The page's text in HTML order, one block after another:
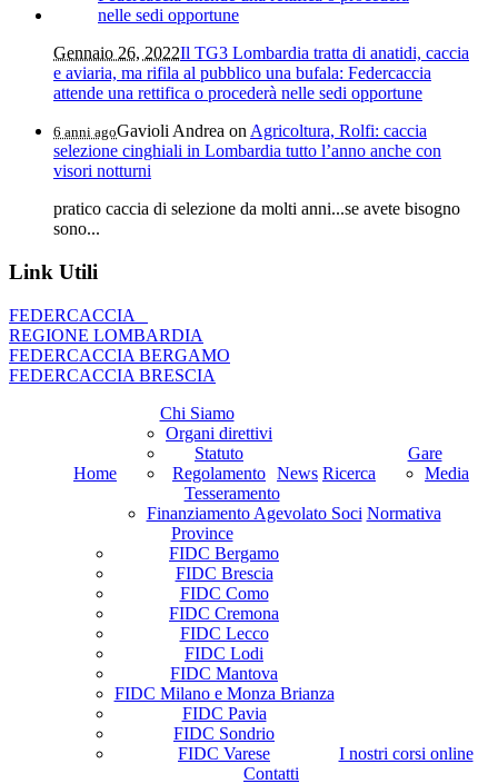
Gennaio 26, 2022Il TG3 Lombardia tratta di anatidi, caccia
e aviaria, ma rifila al pubblico una bufala: Federcaccia
attende una rettifica o procederà nelle sedi opportune
6 anni agoGavioli Andrea on Agricoltura, Rolfi: caccia
selezione cinghiali in Lombardia tutto l’anno anche con
visori notturni
pratico caccia di selezione da molti anni...se avete bisogno
sono...
Link Utili
FEDERCACCIA
REGIONE LOMBARDIA
FEDERCACCIA BERGAMO
FEDERCACCIA BRESCIA
Home
Chi Siamo
Organi direttivi
Statuto
Regolamento News Ricerca
Gare
Media
Tesseramento
Finanziamento Agevolato Soci Normativa
Province
FIDC Bergamo
FIDC Brescia
FIDC Como
FIDC Cremona
FIDC Lecco
FIDC Lodi
FIDC Mantova
FIDC Milano e Monza Brianza
FIDC Pavia
FIDC Sondrio
FIDC Varese
I nostri corsi online
Contatti